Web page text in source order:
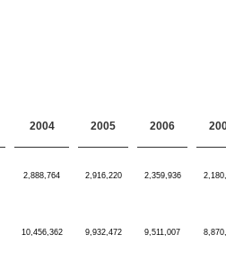
2004 2005 2006
2,888,764 2,916,220 2,359,936
10,456,362 9,932,472 9,511,007